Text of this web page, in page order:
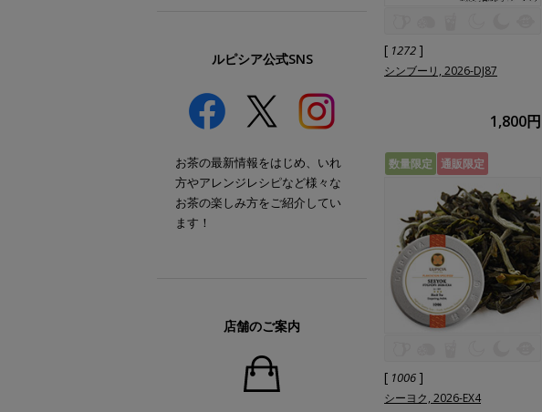
[ 1272 ]
シンブーリ, 2026-DJ87
1,800円
数量限定 通販限定
[ 1006 ]
シーヨク, 2026-EX4
ルピシア公式SNS
お茶の最新情報をはじめ、いれ
方やアレンジレシピなど様々な
お茶の楽しみ方をご紹介してい
ます！
店舗のご案内